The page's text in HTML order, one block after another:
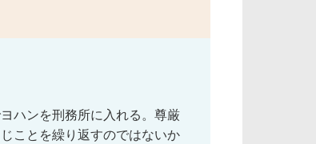
ハンを刑務所に入れる。尊厳
ことを繰り返すのではないか